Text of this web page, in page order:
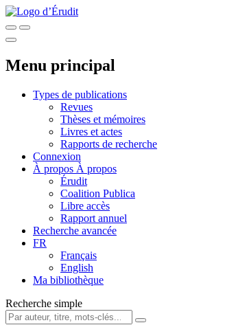
Menu principal
Types de publications
Revues
Thèses et mémoires
Livres et actes
Rapports de recherche
Connexion
À propos À propos
Érudit
Coalition Publica
Libre accès
Rapport annuel
Recherche avancée
FR
Français
English
Ma bibliothèque
Recherche simple